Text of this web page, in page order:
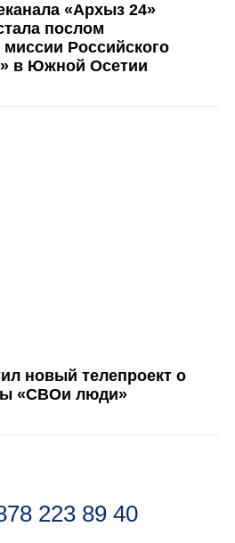
«Архыз 24»
послом
Российского
в Южной Осетии
новый телепроект о
«СВОи люди»
223 89 40